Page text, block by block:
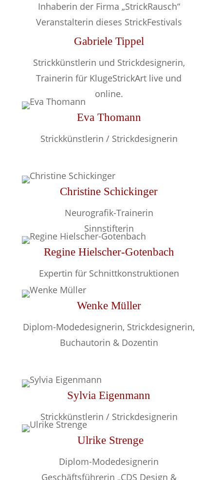
Inhaberin der Firma „StrickRausch“
Veranstalterin dieses StrickFestivals
Gabriele Tippel
Strickkünstlerin und Strickdesignerin,
Trainerin für KlugeStrickArt live und
online.
Eva Thomann
Strickkünstlerin / Strickdesignerin
Christine Schickinger
Neurografik-Trainerin
Sinnstifterin
Regine Hielscher-Gotenbach
Expertin für Schnittkonstruktionen
Wenke Müller
Diplom-Modedesignerin, Strickdesignerin,
Buchautorin & Dozentin
Sylvia Eigenmann
Strickkünstlerin / Strickdesignerin
Ulrike Strenge
Diplom-Modedesignerin
Geschäftsführerin „CDS Design &